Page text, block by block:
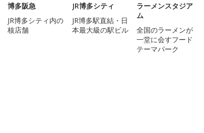
博多阪急
JR博多シティ内の
核店舗
JR博多シティ
JR博多駅直結・日
本最大級の駅ビル
ラーメンスタジア
ム
全国のラーメンが
一堂に会すフード
テーマパーク